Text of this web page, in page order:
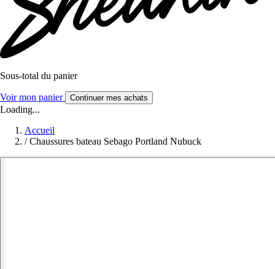
Sous-total du panier
Voir mon panier Continuer mes achats
Loading...
Accueil
/ Chaussures bateau Sebago Portland Nubuck